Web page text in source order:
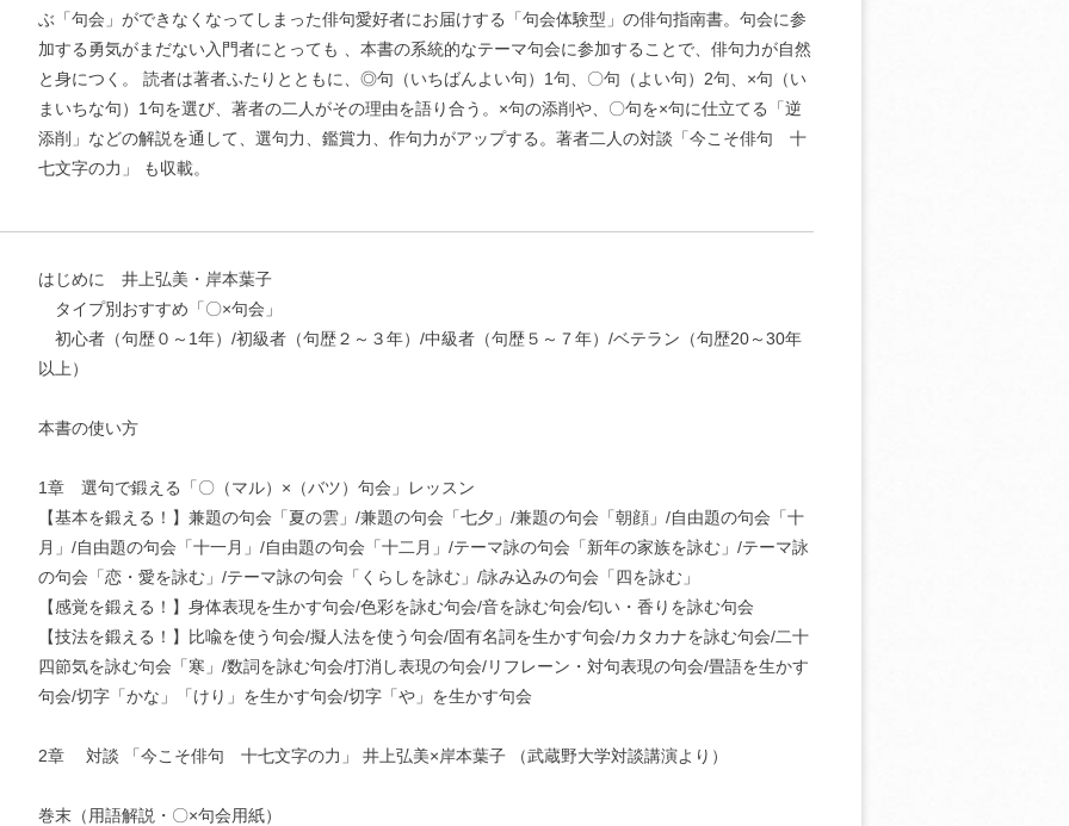
ぶ「句会」ができなくなってしまった俳句愛好者にお届けする「句会体験型」の俳句指南書。句会に参
加する勇気がまだない入門者にとっても 、本書の系統的なテーマ句会に参加することで、俳句力が自然
と身につく。 読者は著者ふたりとともに、◎句（いちばんよい句）1句、〇句（よい句）2句、×句（い
まいちな句）1句を選び、著者の二人がその理由を語り合う。×句の添削や、〇句を×句に仕立てる「逆
添削」などの解説を通して、選句力、鑑賞力、作句力がアップする。著者二人の対談「今こそ俳句 十
七文字の力」 も収載。
はじめに 井上弘美・岸本葉子
タイプ別おすすめ「〇×句会」
初心者（句歴０～1年）/初級者（句歴２～３年）/中級者（句歴５～７年）/ベテラン（句歴20～30年
以上）
本書の使い方
1章 選句で鍛える「〇（マル）×（バツ）句会」レッスン
【基本を鍛える！】兼題の句会「夏の雲」/兼題の句会「七夕」/兼題の句会「朝顔」/自由題の句会「十
月」/自由題の句会「十一月」/自由題の句会「十二月」/テーマ詠の句会「新年の家族を詠む」/テーマ詠
の句会「恋・愛を詠む」/テーマ詠の句会「くらしを詠む」/詠み込みの句会「四を詠む」
【感覚を鍛える！】身体表現を生かす句会/色彩を詠む句会/音を詠む句会/匂い・香りを詠む句会
【技法を鍛える！】比喩を使う句会/擬人法を使う句会/固有名詞を生かす句会/カタカナを詠む句会/二十
四節気を詠む句会「寒」/数詞を詠む句会/打消し表現の句会/リフレーン・対句表現の句会/畳語を生かす
句会/切字「かな」「けり」を生かす句会/切字「や」を生かす句会
2章 対談 「今こそ俳句 十七文字の力」 井上弘美×岸本葉子 （武蔵野大学対談講演より）
巻末（用語解説・〇×句会用紙）